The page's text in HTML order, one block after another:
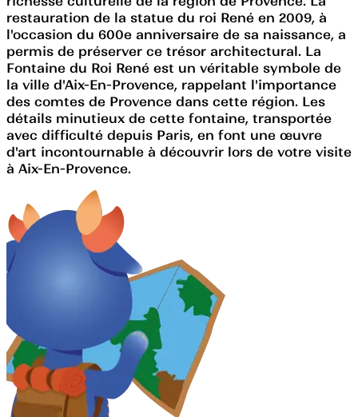
restauration de la statue du roi René en 2009, à
l'occasion du 600e anniversaire de sa naissance, a
permis de préserver ce trésor architectural. La
Fontaine du Roi René est un véritable symbole de
la ville d'Aix-En-Provence, rappelant l'importance
des comtes de Provence dans cette région. Les
détails minutieux de cette fontaine, transportée
avec difficulté depuis Paris, en font une œuvre
d'art incontournable à découvrir lors de votre visite
à Aix-En-Provence.